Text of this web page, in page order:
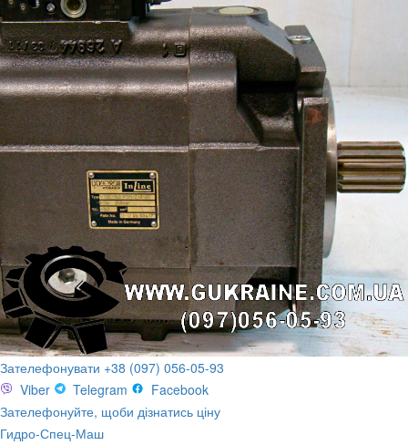
Зателефонувати +38 (097) 056-05-93
Viber
Telegram
Facebook
Зателефонуйте, щоби дізнатись ціну
Гидро-Спец-Маш